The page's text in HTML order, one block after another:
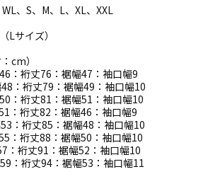
、S、M、L、XL、XXL
サイズ）
cm）
：裄丈76：裾幅47：袖口幅9
：裄丈79：裾幅49：袖口幅10
：裄丈81：裾幅51：袖口幅10
：裄丈82：裾幅46：袖口幅9
：裄丈85：裾幅48：袖口幅10
：裄丈88：裾幅50：袖口幅10
：裄丈91：裾幅52：袖口幅10
：裄丈94：裾幅53：袖口幅11